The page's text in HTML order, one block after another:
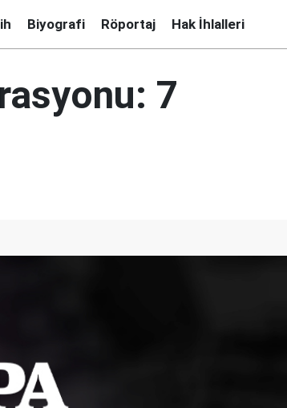
Biyografi Röportaj Hak İhlalleri
7